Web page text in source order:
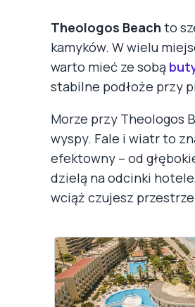
Theologos Beach to
kamyków. W wielu
warto mieć ze sobą
stabilne podłoże przy
Morze przy Theologos
wyspy. Fale i wiatr to
efektowny – od
dzielą na odcinki
wciąż czujesz